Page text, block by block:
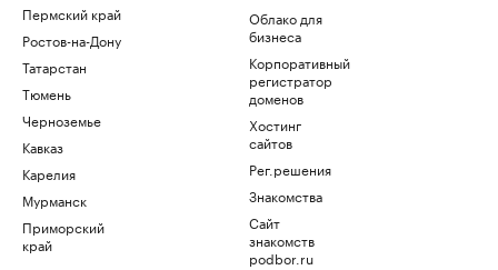
Пермский край
Ростов-на-Дону
Татарстан
Тюмень
Черноземье
Кавказ
Карелия
Мурманск
Приморский
край
Облако для
бизнеса
Корпоративный
регистратор
доменов
Хостинг
сайтов
Рег.решения
Знакомства
Сайт
знакомств
podbor.ru